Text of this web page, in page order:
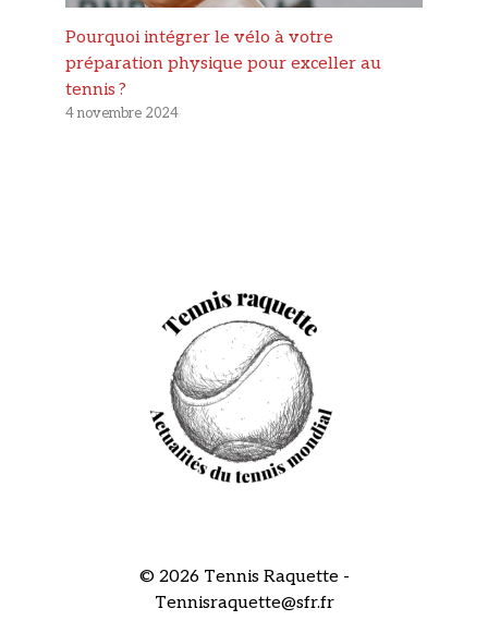
Pourquoi intégrer le vélo à votre
préparation physique pour exceller au
tennis ?
4 novembre 2024
© 2026 Tennis Raquette -
Tennisraquette@sfr.fr